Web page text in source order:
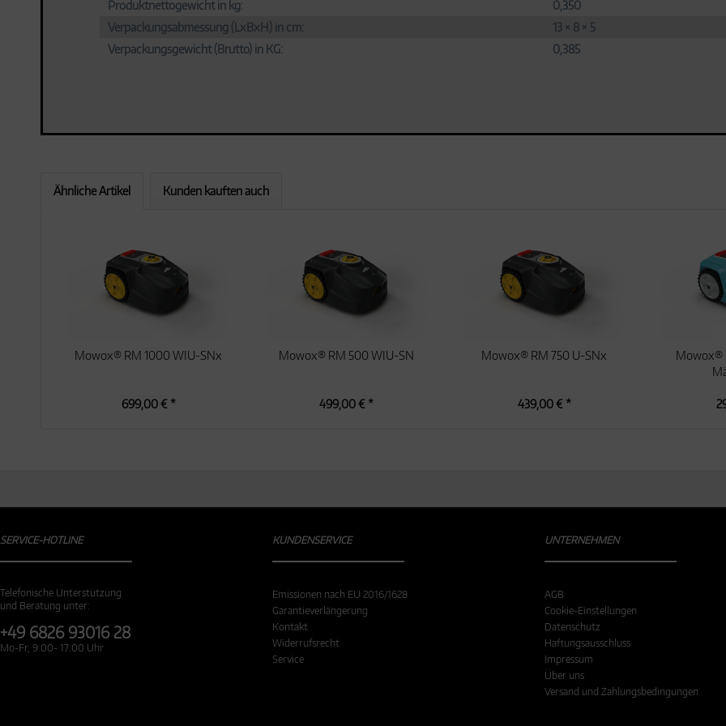
Produktnettogewicht in kg:
0,350
Verpackungsabmessung (LxBxH) in cm:
13 × 8 × 5
Verpackungsgewicht (Brutto) in KG:
0,385
Ähnliche Artikel Kunden kauften auch
Mowox® RM 1000 WIU-SNx
699,00 € *
Mowox® RM 500 WIU-SN
499,00 € *
Mowox® RM 750 U-SNx
439,00 € *
Mowox®
SERVICE-HOTLINE
Telefonische Unterstützung
und Beratung unter:
+49 6826 93016 28
Mo-Fr, 9:00- 17:00 Uhr
KUNDENSERVICE
Emissionen nach EU 2016/1628
Garantieverlängerung
Kontakt
Widerrufsrecht
Service
UNTERNEHMEN
AGB
Cookie-Einstellungen
Datenschutz
Haftungsausschluss
Impressum
Über uns
Versand und Zahlungsbedingungen